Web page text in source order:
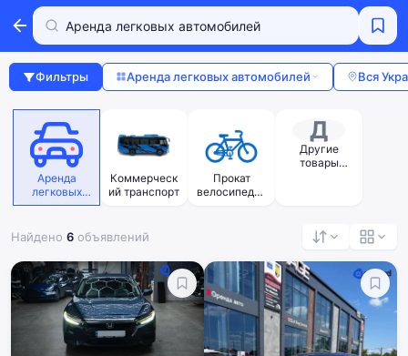
Фильтры Аренда легковых автомобилей Вся
Аренда
легковых
автомобилей
Коммерческ
ий транспорт
Прокат
велосипедов
Д
Другие
товары
Найдено 6 объявлений